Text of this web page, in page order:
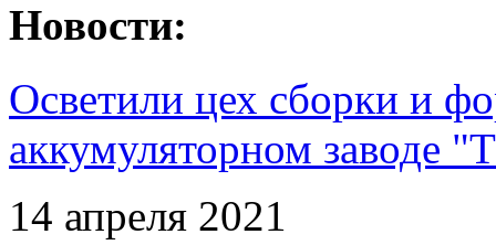
Новости:
Осветили цех сборки и
аккумуляторном заводе
14 апреля 2021